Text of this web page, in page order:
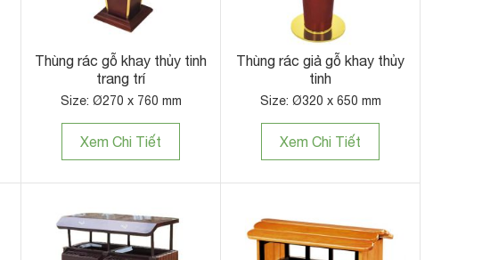
Thùng rác gỗ khay thủy tinh
trang trí
Size: Ø270 x 760 mm
Xem Chi Tiết
Thùng rác giả gỗ khay thủy
tinh
Size: Ø320 x 650 mm
Xem Chi Tiết